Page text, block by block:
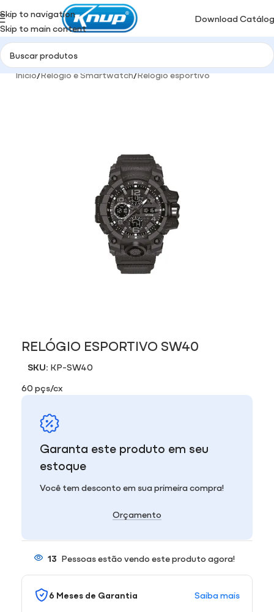
Skip to navigation
Skip to main content
Download
Início/Relógio e Smartwatch/Relógio esportivo
RELÓGIO ESPORTIVO SW40
SKU: KP-SW40
60 pçs/cx
Garanta este produto em seu
estoque
Você tem desconto em sua primeira compra!
Orçamento
13 Pessoas estão vendo este produto agora!
6 Meses de Garantia Saiba mais